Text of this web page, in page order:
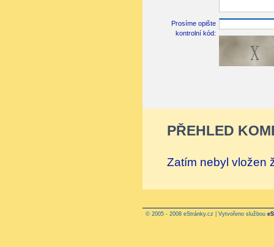
Prosíme opište
kontrolní kód:
PŘEHLED
Zatím nebyl vložen
© 2005 - 2008 eStránky.cz | Vytvořeno službou